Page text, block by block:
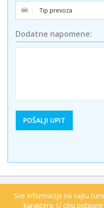
Dodatne napomene:
Sve informacije na sajtu
karaktera. U cilju